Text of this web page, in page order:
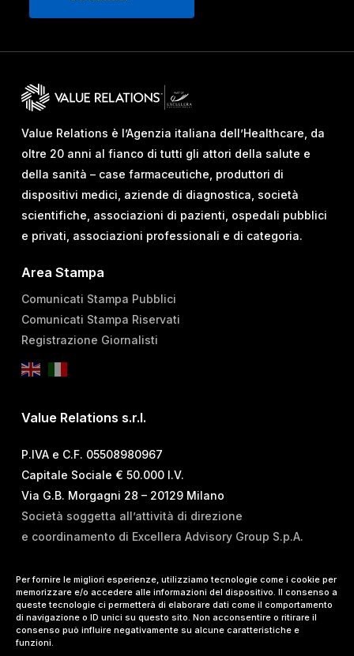
Per fornire le migliori esperienze, utilizziamo tecnologie come i cookie per
memorizzare e/o accedere alle informazioni del dispositivo. Il consenso a
queste tecnologie ci permetterà di elaborare dati come il comportamento
di navigazione o ID unici su questo sito. Non acconsentire o ritirare il
consenso può influire negativamente su alcune caratteristiche e
funzioni.
Value Relations è l’Agenzia italiana dell’Healthcare, da
oltre 20 anni al fianco di tutti gli attori della salute e
della sanità – case farmaceutiche, produttori di
dispositivi medici, aziende di diagnostica, società
scientifiche, associazioni di pazienti, ospedali pubblici
e privati, associazioni professionali e di categoria.
Area Stampa
Comunicati Stampa Pubblici
Comunicati Stampa Riservati
Registrazione Giornalisti
Value Relations s.r.l.
P.IVA e C.F. 05508980967
Capitale Sociale € 50.000 I.V.
Via G.B. Morgagni 28 – 20129 Milano
Società soggetta all’attività di direzione
e coordinamento di Excellera Advisory Group S.p.A.
T. +39 02 84 99 02 01
E.info@vrelations.it
Termini d’uso|Privacy Policy|Cookie Policy|